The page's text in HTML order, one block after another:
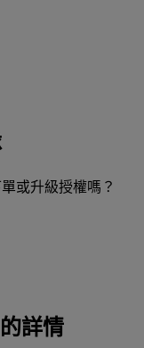
或升級授權嗎？
詳情